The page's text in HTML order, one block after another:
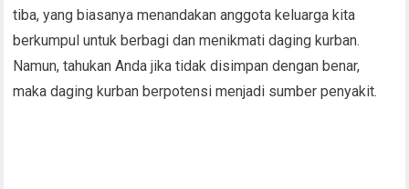
tiba, yang biasanya menandakan anggota keluarga kita
berkumpul untuk berbagi dan menikmati daging kurban.
Namun, tahukan Anda jika tidak disimpan dengan benar,
maka daging kurban berpotensi menjadi sumber penyakit.